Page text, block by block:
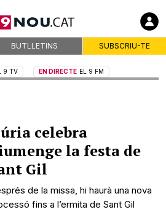
BUTLLETINS SUBSCRIU-TE
9 TV EN DIRECTE EL 9 FM
celebra
la festa de
Gil
de la missa, hi haurà una nova
fins a l’ermita de Sant Gil